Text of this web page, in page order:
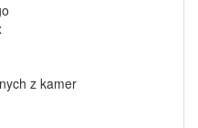
z kamer